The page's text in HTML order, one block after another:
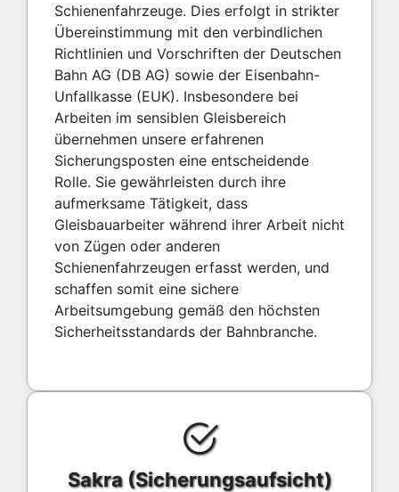
Schienenfahrzeuge. Dies erfolgt in strikter
Übereinstimmung mit den verbindlichen
Richtlinien und Vorschriften der Deutschen
Bahn AG (DB AG) sowie der Eisenbahn-
Unfallkasse (EUK). Insbesondere bei
Arbeiten im sensiblen Gleisbereich
übernehmen unsere erfahrenen
Sicherungsposten eine entscheidende
Rolle. Sie gewährleisten durch ihre
aufmerksame Tätigkeit, dass
Gleisbauarbeiter während ihrer Arbeit nicht
von Zügen oder anderen
Schienenfahrzeugen erfasst werden, und
schaffen somit eine sichere
Arbeitsumgebung gemäß den höchsten
Sicherheitsstandards der Bahnbranche.
Sakra (Sicherungsaufsicht)